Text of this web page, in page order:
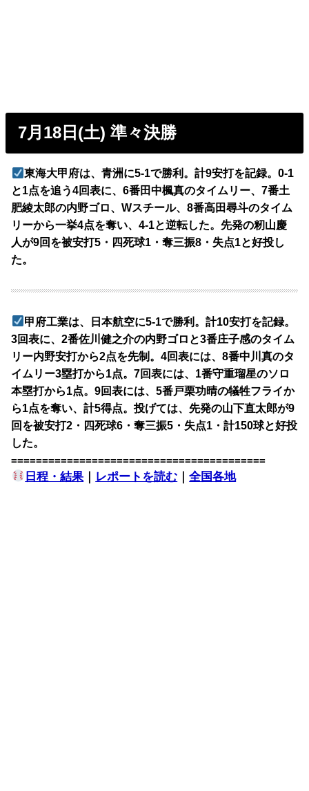
7月18日(土) 準々決勝
東海大甲府は、青洲に5-1で勝利。計9安打を記録。0-1
と1点を追う4回表に、6番田中楓真のタイムリー、7番土
肥綾太郎の内野ゴロ、Wスチール、8番高田尋斗のタイム
リーから一挙4点を奪い、4-1と逆転した。先発の籾山慶
人が9回を被安打5・四死球1・奪三振8・失点1と好投し
た。
甲府工業は、日本航空に5-1で勝利。計10安打を記録。
3回表に、2番佐川健之介の内野ゴロと3番庄子感のタイム
リー内野安打から2点を先制。4回表には、8番中川真のタ
イムリー3塁打から1点。7回表には、1番守重瑠星のソロ
本塁打から1点。9回表には、5番戸栗功晴の犠牲フライか
ら1点を奪い、計5得点。投げては、先発の山下直太郎が9
回を被安打2・四死球6・奪三振5・失点1・計150球と好投
した。
=========================================
日程・結果 ｜ レポートを読む ｜全国各地